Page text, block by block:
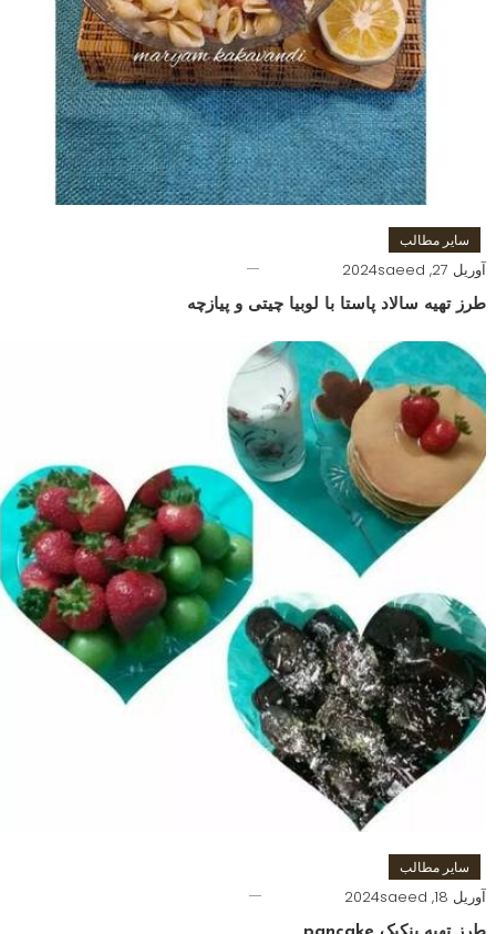
سایر مطالب
آوریل 27, 2024 saeed
طرز تهیه سالاد پاستا با لوبیا چیتی و پیازچه
سایر مطالب
آوریل 18, 2024 saeed